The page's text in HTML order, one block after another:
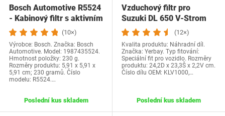
Bosch Automotive R5524
- Kabinový filtr s aktivním
uhlím
(10×)
Výrobce: Bosch. Značka: Bosch
Automotive. Model: 1987435524.
Hmotnost položky: 230 g.
Rozměry produktu: 5,91 x 5,91 x
5,91 cm; 230 gramů. Číslo
modelu: R5524.…
Poslední kus skladem
Vzduchový filtr pro
Suzuki DL 650 V-Strom
2004-2020 / DL…
(12×)
Kvalita produktu: Náhradní díl.
Značka: Yerbay. Typ fitování:
Speciální fit pro vozidlo. Rozměry
produktu: 24,2D x 23,3Š x 2,2V cm.
Číslo dílu OEM: KLV1000,…
Poslední kus skladem